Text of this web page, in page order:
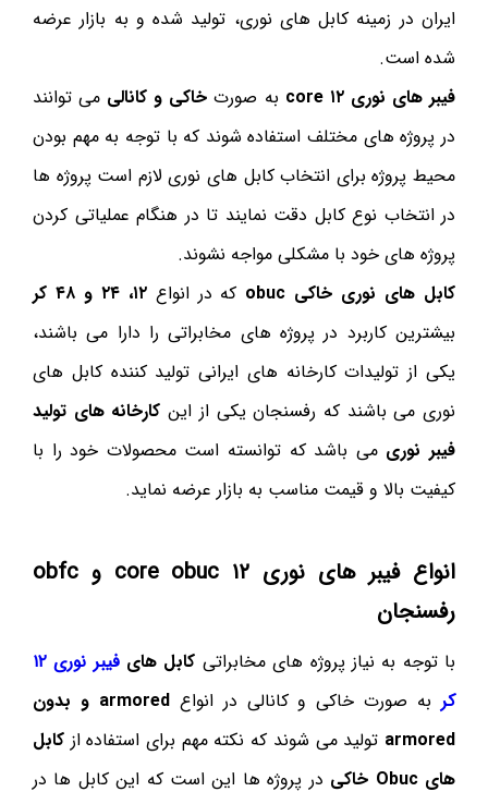
ایران در زمینه کابل های نوری، تولید شده و به بازار عرضه
شده است.
فیبر های نوری ۱۲ core
به صورتخاکی و کانالی می توانند
در پروژه های مختلف استفاده شوند که با توجه به مهم بودن
محیط پروژه برای انتخاب کابل های نوری لازم است پروژه ها
در انتخاب نوع کابل دقت نمایند تا در هنگام عملیاتی کردن
پروژه های خود با مشکلی مواجه نشوند.
کابل های نوری خاکی obuc
که در انواع۱۲، ۲۴ و ۴۸ کر
بیشترین کاربرد در پروژه های مخابراتی را دارا می باشند،
یکی از تولیدات کارخانه های ایرانی تولید کننده کابل های
نوری می باشند که رفسنجان یکی از این کارخانه های تولید
فیبر نوری می باشد که توانسته است محصولات خود را با
کیفیت بالا و قیمت مناسب به بازار عرضه نماید.
انواع فیبر های نوری ۱۲ core obuc و obfc
رفسنجان
با توجه به نیاز پروژه های مخابراتی کابل های
فیبر نوری ۱۲
کربه صورت خاکی و کانالی در انواع
armored و بدون
armored تولید می شوند که نکته مهم برای استفاده از کابل
های Obuc
خاکی در پروژه ها این است که این کابل ها در